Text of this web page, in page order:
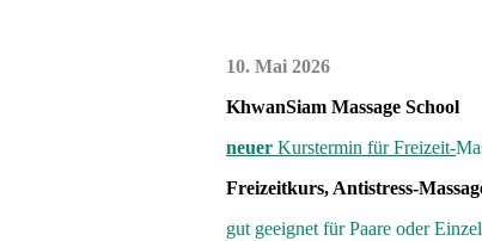
10. Mai 2026
KhwanSiam Massage School
neuer Kurstermin für Freizeit-
Freizeitkurs, Antistress-
gut geeignet für Paare oder